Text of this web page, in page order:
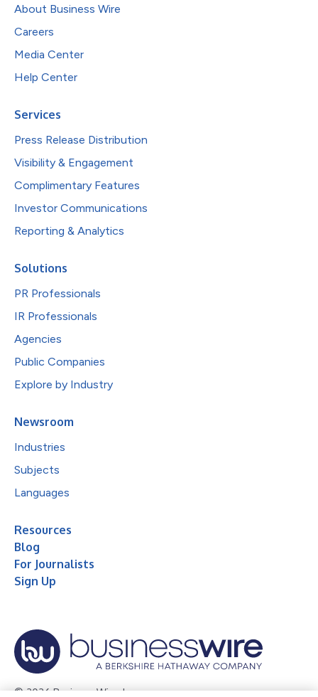
About Business Wire
Careers
Media Center
Help Center
Services
Press Release Distribution
Visibility & Engagement
Complimentary Features
Investor Communications
Reporting & Analytics
Solutions
PR Professionals
IR Professionals
Agencies
Public Companies
Explore by Industry
Newsroom
Industries
Subjects
Languages
Resources
Blog
For Journalists
Sign Up
© 2026 Business Wire, Inc.